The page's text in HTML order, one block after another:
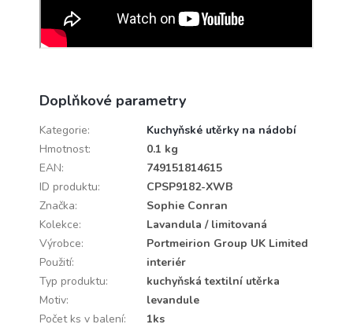
Doplňkové parametry
Kategorie:
Kuchyňské utěrky na nádobí
Hmotnost:
0.1 kg
EAN:
749151814615
ID produktu:
CPSP9182-XWB
Značka:
Sophie Conran
Kolekce:
Lavandula / limitovaná
Výrobce:
Portmeirion Group UK Limited
Použití:
interiér
Typ produktu:
kuchyňská textilní utěrka
Motiv:
levandule
Počet ks v balení:
1ks